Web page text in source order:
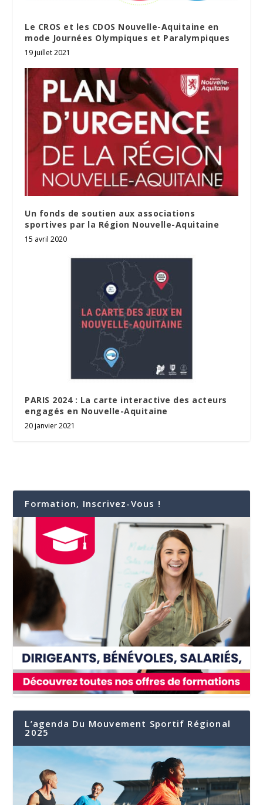
Le CROS et les CDOS Nouvelle-Aquitaine en
mode Journées Olympiques et Paralympiques
19 juillet 2021
Un fonds de soutien aux associations
sportives par la Région Nouvelle-Aquitaine
15 avril 2020
PARIS 2024 : La carte interactive des acteurs
engagés en Nouvelle-Aquitaine
20 janvier 2021
Formation, Inscrivez-Vous !
L’agenda Du Mouvement Sportif Régional
2025